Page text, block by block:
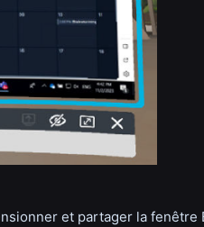
et partager la fenêtre